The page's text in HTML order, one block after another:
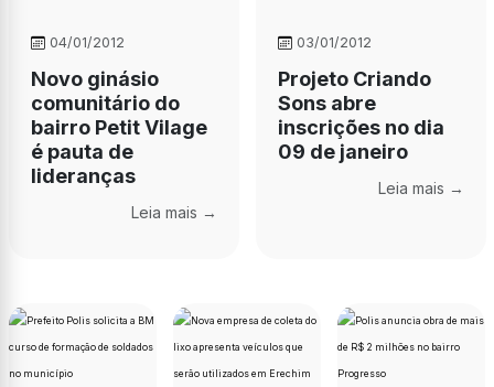
04/01/2012
Novo ginásio
comunitário do
bairro Petit Vilage
é pauta de
lideranças
Leia mais →
03/01/2012
Projeto Criando
Sons abre
inscrições no dia
09 de janeiro
Leia mais →